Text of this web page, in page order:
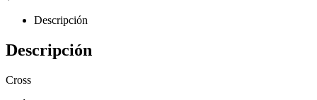
Descripción
Descripción
Cross